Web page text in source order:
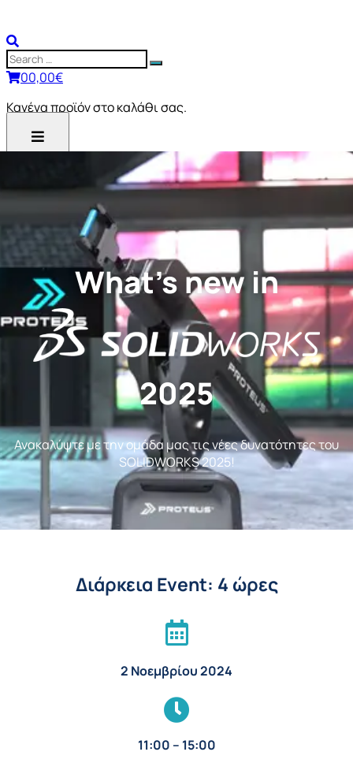
00,00€
Κανένα προϊόν στο καλάθι σας.
What's new in
2025
Ανακαλύψτε με την ομάδα μας τις νέες δυνατότητες του
SOLIDWORKS 2025!
Διάρκεια Event: 4 ώρες
2 Νοεμβρίου 2024
11:00 – 15:00